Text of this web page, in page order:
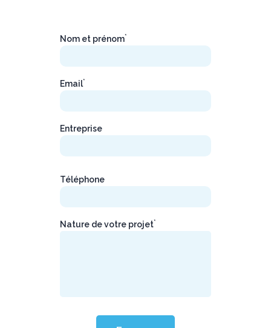
Nom et prénom*
Email*
Entreprise
Téléphone
Nature de votre projet*